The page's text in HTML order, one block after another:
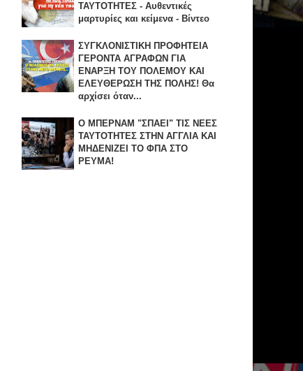
ΤΑΥΤΟΤΗΤΕΣ - Αυθεντικές
μαρτυρίες και κείμενα - Βίντεο
ΣΥΓΚΛΟΝΙΣΤΙΚΗ ΠΡΟΦΗΤΕΙΑ
ΓΕΡΟΝΤΑ ΑΓΡΑΦΩΝ ΓΙΑ
ΕΝΑΡΞΗ TOY ΠΟΛΕΜΟΥ ΚΑΙ
ΕΛΕΥΘΕΡΩΣΗ ΤΗΣ ΠΟΛΗΣ! Θα
αρχίσει όταν...
Ο ΜΠΕΡΝΑΜ "ΣΠΑΕΙ" ΤΙΣ ΝΕΕΣ
ΤΑΥΤΟΤΗΤΕΣ ΣΤΗΝ ΑΓΓΛΙΑ KAI
ΜΗΔΕΝΙZΕΙ ΤΟ ΦΠΑ ΣΤΟ
ΡΕΥΜΑ!